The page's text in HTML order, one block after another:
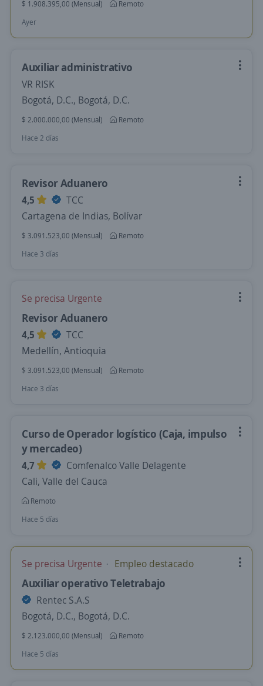
$ 1.908.395,00 (Mensual)
Remoto
Ayer
Auxiliar administrativo
VR RISK
Bogotá, D.C., Bogotá, D.C.
$ 2.000.000,00 (Mensual)
Remoto
Hace 2 días
Revisor Aduanero
4,5
TCC
Cartagena de Indias, Bolívar
$ 3.091.523,00 (Mensual)
Remoto
Hace 3 días
Se precisa Urgente
Revisor Aduanero
4,5
TCC
Medellín, Antioquia
$ 3.091.523,00 (Mensual)
Remoto
Hace 3 días
Curso de Operador logístico (Caja, impulso
y mercadeo)
4,7
Comfenalco Valle Delagente
Cali, Valle del Cauca
Remoto
Hace 5 días
Se precisa Urgente Empleo destacado
Auxiliar operativo Teletrabajo
Rentec S.A.S
Bogotá, D.C., Bogotá, D.C.
$ 2.123.000,00 (Mensual)
Remoto
Hace 5 días